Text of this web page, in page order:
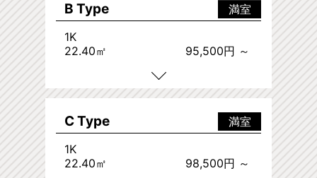
B Type
1K
22.40㎡
95,500円 ～
満室
C Type
1K
22.40㎡
98,500円 ～
満室